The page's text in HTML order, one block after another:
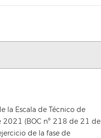
la Escala de Técnico de
2021 (BOC nº 218 de 21 de
de la fase de